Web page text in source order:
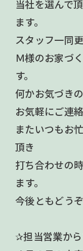
当社を選んで
ます。
スタッフ一同
Ｍ様のお家づ
す。
何かお気づき
お気軽にご連
またいつもお
頂き
打ち合わせの
ます。
今後ともどう
✰担当営業か